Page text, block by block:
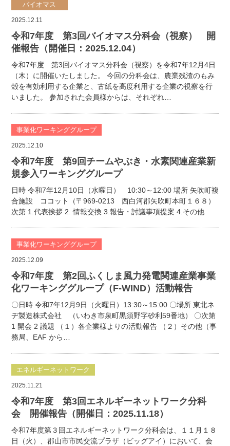
バイオマス
2025.12.11
令和7年度 第3回バイオマス分科会（視察） 開
催報告（開催日：2025.12.04）
令和7年度 第3回バイオマス分科会（視察）を令和7年12月4日
（木）に開催いたしました。 今回の分科会は、農業残渣のもみ
殻を有効利用する企業と、古紙を高度利用する企業の視察を行
いました。 参加された会員様からは、それぞれ…
事業化ワーキンググループ
2025.12.10
令和7年度 第9回チームやぶき・水素関連産業新
規参入ワーキンググループ
日時 令和7年12月10日（水曜日） 10:30～12:00 場所 矢吹町複
合施設 ココット（〒969-0213 西白河郡矢吹町本町１６８）
次第 1.代表挨拶 2. 情報交換 3.報告・討議事項提案 4.その他
事業化ワーキンググループ
2025.12.09
令和7年度 第2回ふくしま風力発電関連産業事業
化ワーキンググループ（F-WIND）活動報告
〇日時 令和7年12月9日（火曜日）13:30～15:00 〇場所 東北ネ
ヂ製造株式会社 （いわき市泉町黒須野字砂利59番地） 〇次第
1 開会 2 議題 （１）各企業様よりの活動報告 （２）その他（事
務局、EAF から…
エネルギーネットワーク
2025.11.21
令和7年度 第3回エネルギーネットワーク分科
会 開催報告（開催日：2025.11.18）
令和7年度第３回エネルギーネットワーク分科会は、１１月１８
日（火）、郡山市市民交流プラザ（ビッグアイ）において、会